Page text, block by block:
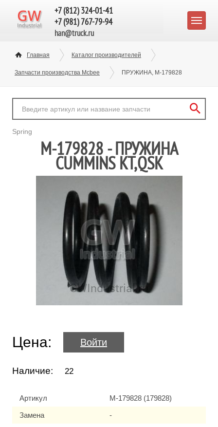
+7 (812) 324-01-41
+7 (981) 767-79-94
han@truck.ru
Главная Каталог производителей
Запчасти производства Mcbee ПРУЖИНА, M-179828
Spring
M-179828 - ПРУЖИНА
CUMMINS KT,QSK
Цена: Войти
Наличие: 22
Артикул M-179828 (179828)
Замена -